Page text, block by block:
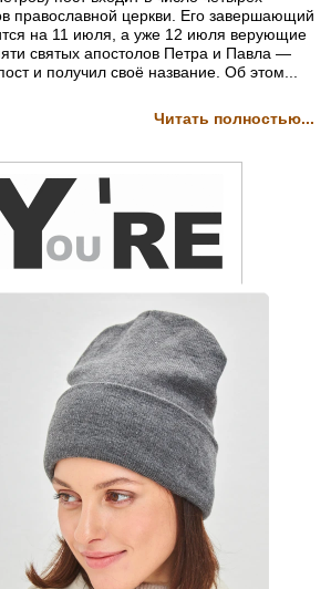
православной церкви. Его завершающий
на 11 июля, а уже 12 июля верующие
святых апостолов Петра и Павла —
и получил своё название. Об этом...
Читать полностью...